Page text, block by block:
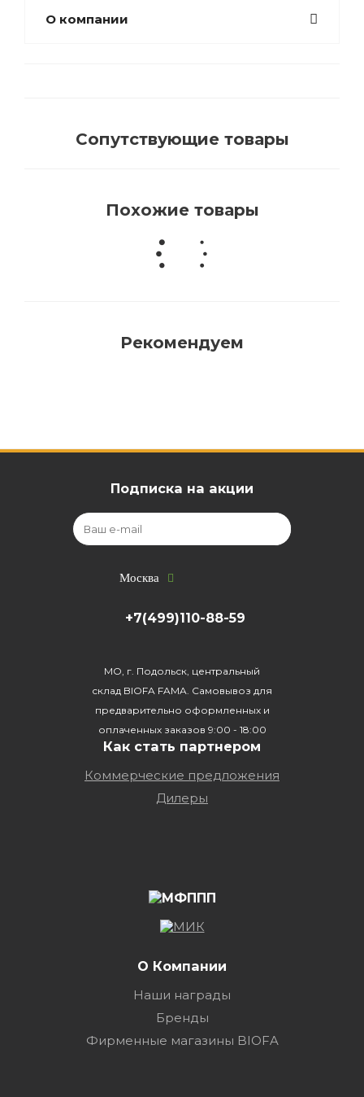
О компании
Сопутствующие товары
Похожие товары
Рекомендуем
Подписка на акции
Москва
+7(499)110-88-59
МО, г. Подольск, центральный
склад BIOFA FAMA. Самовывоз для
предварительно оформленных и
оплаченных заказов 9:00 - 18:00
Как стать партнером
Коммерческие предложения
Дилеры
О Компании
Наши награды
Бренды
Фирменные магазины BIOFA